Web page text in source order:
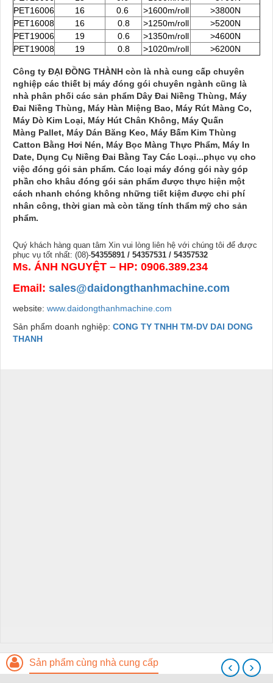
PET16006
16 0.6 >1600m/roll
>3800N
PET16008
16 0.8 >1250m/roll
>5200N
PET19006
19 0.6 >1350m/roll
>4600N
PET19008
19 0.8 >1020m/roll >6200N
Công ty ĐẠI ĐỒNG THÀNH còn là nhà cung cấp chuyên
nghiệp các thiết bị máy đóng gói chuyên ngành cũng là
nhà phân phối các sản phẩm Dây Đai Niềng Thùng, Máy
Đai Niềng Thùng, Máy Hàn Miệng Bao, Máy Rút Màng Co,
Máy Dò Kim Loại, Máy Hút Chân Không, Máy Quấn
Màng Pallet, Máy Dán Băng Keo, Máy Bấm Kim Thùng
Catton Bằng Hơi Nén, Máy Bọc Màng Thực Phẩm, Máy In
Date, Dụng Cụ Niềng Đai Bằng Tay Các Loại...phục vụ cho
việc đóng gói sản phẩm. Các loại máy đóng gói này góp
phần cho khâu đóng gói sản phẩm được thực hiện một
cách nhanh chóng không những tiết kiệm được chi phí
nhân công, thời gian mà còn tăng tính thẩm mỹ cho sản
phẩm.
Quý khách hàng quan tâm Xin vui lòng liên hệ với chúng tôi để được
phục vụ tốt nhất: (08)-54355891 / 54357531 / 54357532
Ms. ÁNH NGUYỆT – HP: 0906.389.234
Email: sales@daidongthanhmachine.com
website: www.daidongthanhmachine.com
Sản phẩm doanh nghiệp: CONG TY TNHH TM-DV DAI DONG
THANH
Sản phẩm cùng nhà cung cấp ‹ ›